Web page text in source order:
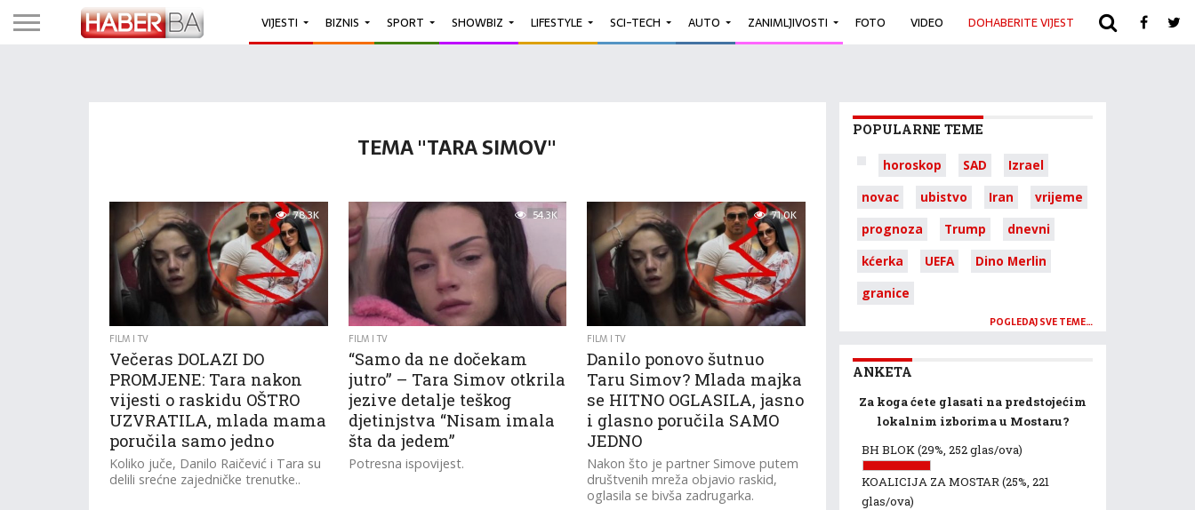
VIJESTI BIZNIS SPORT SHOWBIZ LIFESTYLE SCI-TECH AUTO ZANIMLJIVOSTI FOTO VIDEO DOHABERITE VIJEST ARHIVA
TEMA "TARA SIMOV"
78.3K
FILM I TV
Večeras DOLAZI DO
PROMJENE: Tara nakon
vijesti o raskidu OŠTRO
UZVRATILA, mlada mama
poručila samo jedno
Koliko juče, Danilo Raičević i Tara su
delili srećne zajedničke trenutke..
54.3K
FILM I TV
“Samo da ne dočekam
jutro” – Tara Simov otkrila
jezive detalje teškog
djetinjstva “Nisam imala
šta da jedem”
Potresna ispovijest.
71.0K
FILM I TV
Danilo ponovo šutnuo
Taru Simov? Mlada majka
se HITNO OGLASILA, jasno
i glasno poručila SAMO
JEDNO
Nakon što je partner Simove putem
društvenih mreža objavio raskid,
oglasila se bivša zadrugarka.
POPULARNE TEME
horoskop SAD
Izrael
novac
ubistvo Iran
vrijeme
prognoza
Trump
dnevni
kćerka
UEFA
Dino Merlin
granice
POGLEDAJ SVE TEME…
ANKETA
Za koga ćete glasati na predstojećim
lokalnim izborima u Mostaru?
BH BLOK(29%, 252 glas/ova)
KOALICIJA ZA MOSTAR(25%, 221
glas/ova)